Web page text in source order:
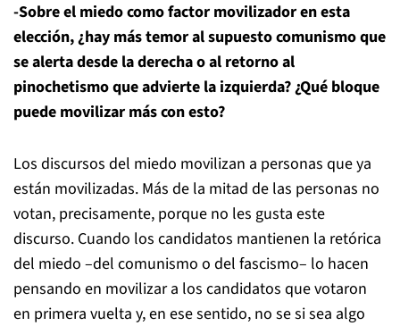
-Sobre el miedo como factor movilizador en esta
elección, ¿hay más temor al supuesto comunismo que
se alerta desde la derecha o al retorno al
pinochetismo que advierte la izquierda? ¿Qué bloque
puede movilizar más con esto?
Los discursos del miedo movilizan a personas que ya
están movilizadas. Más de la mitad de las personas no
votan, precisamente, porque no les gusta este
discurso. Cuando los candidatos mantienen la retórica
del miedo –del comunismo o del fascismo– lo hacen
pensando en movilizar a los candidatos que votaron
en primera vuelta y, en ese sentido, no se si sea algo